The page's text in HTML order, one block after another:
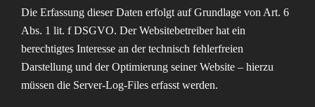
Die Erfassung dieser Daten erfolgt auf Grundlage von Art. 6
Abs. 1 lit. f DSGVO. Der Websitebetreiber hat ein
berechtigtes Interesse an der technisch fehlerfreien
Darstellung und der Optimierung seiner Website – hierzu
müssen die Server-Log-Files erfasst werden.